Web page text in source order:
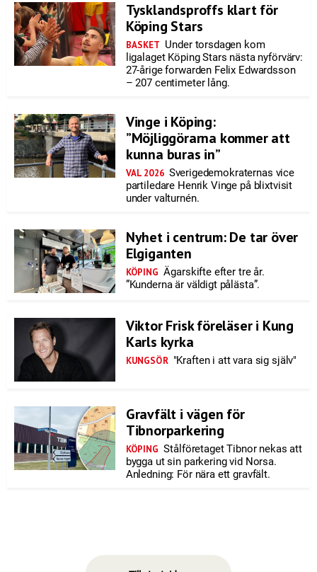
Tysklandsproffs klart för
Köping Stars
BASKET Under torsdagen kom
ligalaget Köping Stars nästa nyförvärv:
27-årige forwarden Felix Edwardsson
– 207 centimeter lång.
Vinge i Köping:
”Möjliggörarna kommer att
kunna buras in”
VAL 2026 Sverigedemokraternas vice
partiledare Henrik Vinge på blixtvisit
under valturnén.
Nyhet i centrum: De tar över
Elgiganten
KÖPING Ägarskifte efter tre år.
”Kunderna är väldigt pålästa”.
Viktor Frisk föreläser i Kung
Karls kyrka
KUNGSÖR "Kraften i att vara sig själv"
Gravfält i vägen för
Tibnorparkering
KÖPING Stålföretaget Tibnor nekas att
bygga ut sin parkering vid Norsa.
Anledning: För nära ett gravfält.